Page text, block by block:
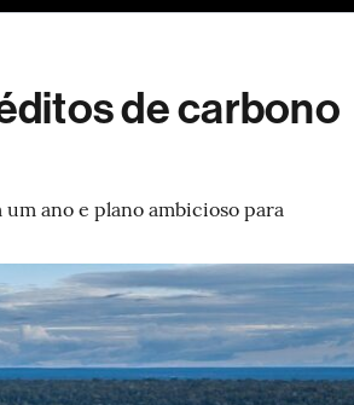
de carbono
ano e plano ambicioso para